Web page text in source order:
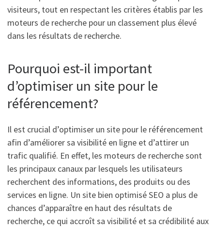
visiteurs, tout en respectant les critères établis par les
moteurs de recherche pour un classement plus élevé
dans les résultats de recherche.
Pourquoi est-il important
d’optimiser un site pour le
référencement?
Il est crucial d’optimiser un site pour le référencement
afin d’améliorer sa visibilité en ligne et d’attirer un
trafic qualifié. En effet, les moteurs de recherche sont
les principaux canaux par lesquels les utilisateurs
recherchent des informations, des produits ou des
services en ligne. Un site bien optimisé SEO a plus de
chances d’apparaître en haut des résultats de
recherche, ce qui accroît sa visibilité et sa crédibilité aux